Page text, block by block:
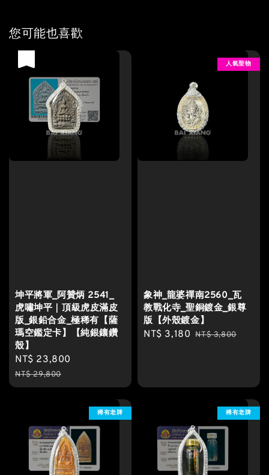
您可能也喜歡
坤平將軍_阿贊炳 2541_
虎嘯坤平｜頂級虎皮滿皮
版_銀鉛合金_極稀有【薩
瑪空鑑定卡】【純銀鑲鑽
殼】
Sale
price
NT$ 23,800
NT$ 29,800
人氣聖物
象神_龍婆禪南2560_瓦
教戰化寺_聖銅鍍金_銀尊
版【外殼鍍金】
Sale
NT$ 3,180 Regular
NT$ 3,800
稀有老牌 稀有老牌